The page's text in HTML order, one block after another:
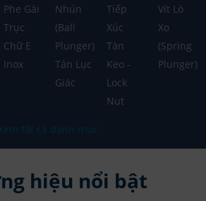
Phe Gài
Trục
Chữ E
Inox
Nhún
(Ball
Plunger)
Tán Lục
Giác
Tiếp
Xúc
Tán
Keo -
Lock
Nut
Vít Lò
Xo
(Spring
Plunger)
tất cả danh mục
hiệu nổi bật